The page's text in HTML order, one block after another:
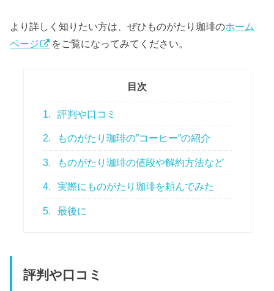
より詳しく知りたい方は、ぜひものがたり珈琲のホーム
ページ
をご覧になってみてください。
目次
1. 評判や口コミ
2. ものがたり珈琲の”コーヒー”の紹介
3. ものがたり珈琲の値段や解約方法など
4. 実際にものがたり珈琲を頼んでみた
5. 最後に
評判や口コミ